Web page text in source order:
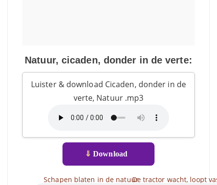
Natuur, cicaden, donder in de verte:
Luister & download Cicaden, donder in de
verte, Natuur .mp3
⇓ Download
Schapen blaten in de natuurDe tractor wacht, loopt